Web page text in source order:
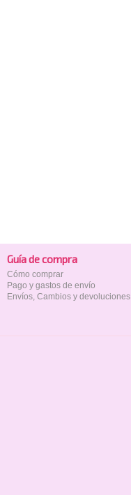
Guía de compra
Cómo comprar
Pago y gastos de envío
Envíos, Cambios y devoluciones